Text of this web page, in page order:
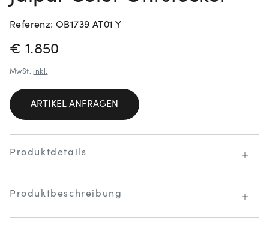
Referenz: OB1739 AT01 Y
PREISINFORMATIONEN
€ 1.850
MwSt. inkl.
ARTIKEL ANFRAGEN
Produktdetails
Produktbeschreibung